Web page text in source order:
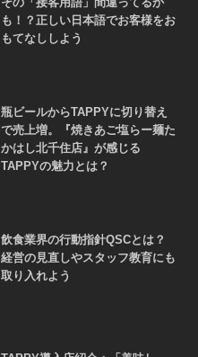
も！？正しい日本語でお客様をお
もてなししよう
瓶ビールからTAPPYに切り替え
で売上増。『焼きあご塩らー麺た
かはし北千住店』が感じる
TAPPYの魅力とは？
飲食業界の行動指針QSCとは？
経営の見直しやスタッフ教育にも
取り入れよう